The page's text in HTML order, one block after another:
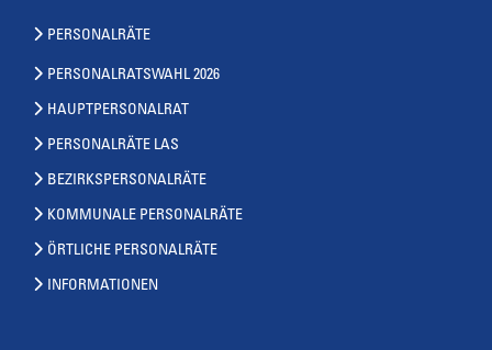
PERSONALRÄTE
PERSONALRATSWAHL 2026
HAUPTPERSONALRAT
PERSONALRÄTE LAS
BEZIRKSPERSONALRÄTE
KOMMUNALE PERSONALRÄTE
ÖRTLICHE PERSONALRÄTE
INFORMATIONEN